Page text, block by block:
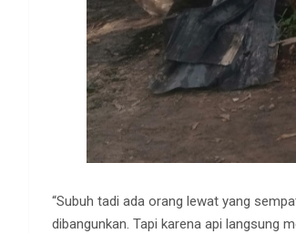
“Subuh tadi ada orang lewat yang
dibangunkan. Tapi karena api langsung